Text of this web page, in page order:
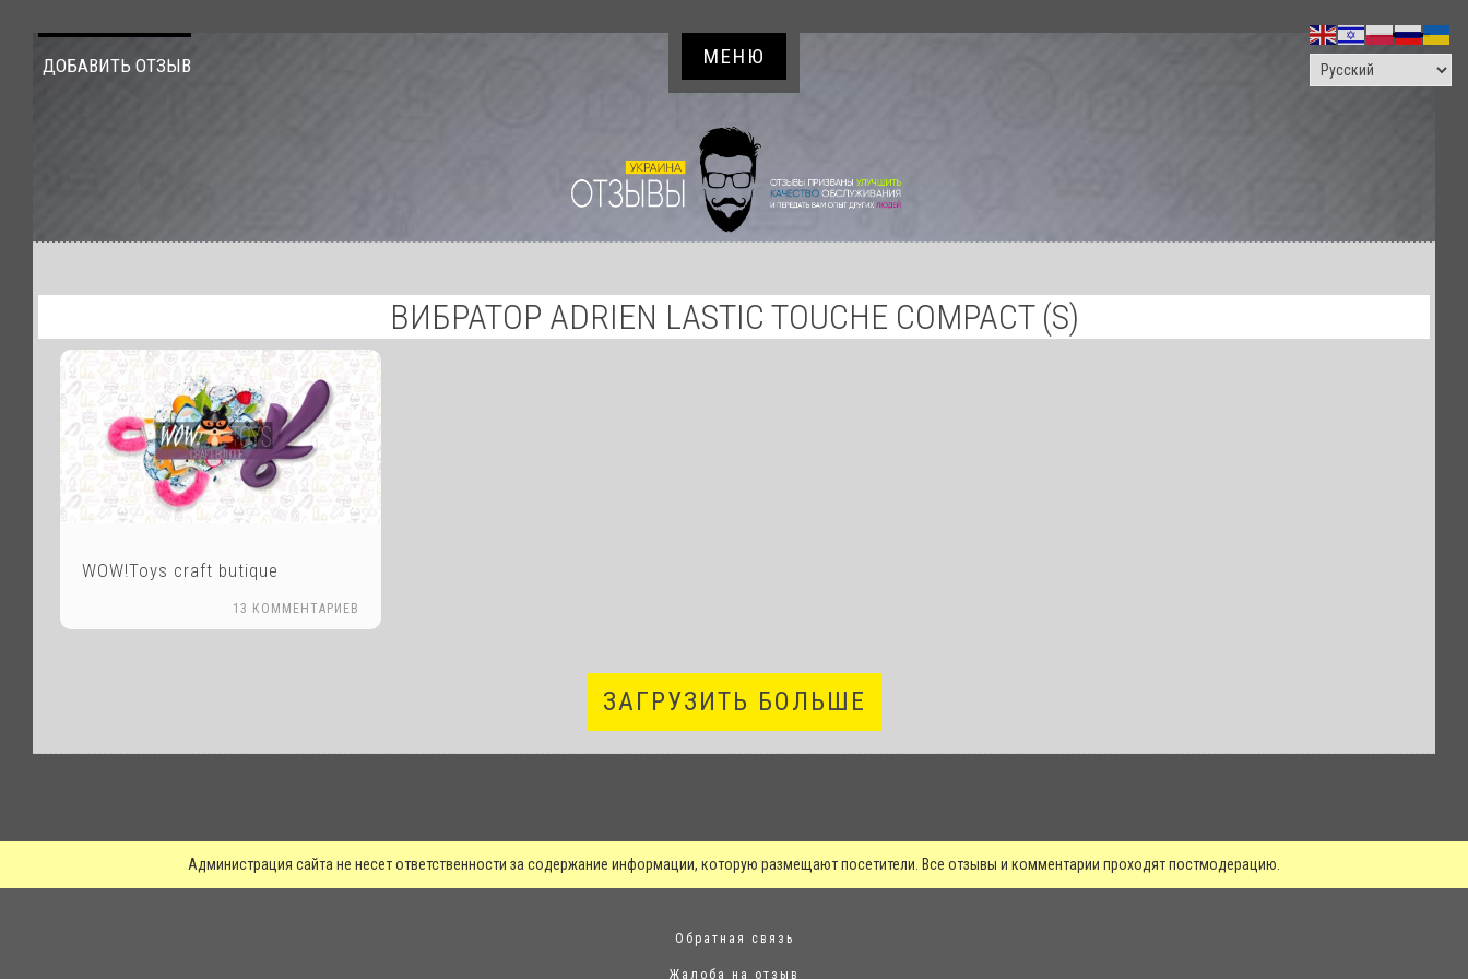
ДОБАВИТЬ ОТЗЫВ МЕНЮ
ВИБРАТОР ADRIEN LASTIC TOUCHE COMPACT (S)
WOW!Toys craft butique
13 КОММЕНТАРИЕВ
ЗАГРУЗИТЬ БОЛЬШЕ
Администрация сайта не несет ответственности за содержание информации, которую размещают посетители. Все отзывы и комментарии проходят постмодерацию.
Обратная связь
Жалоба на отзыв